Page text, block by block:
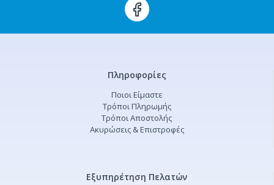
Πληροφορίες
Ποιοι Είμαστε
Τρόποι Πληρωμής
Τρόποι Αποστολής
Ακυρώσεις & Επιστροφές
Εξυπηρέτηση Πελατών